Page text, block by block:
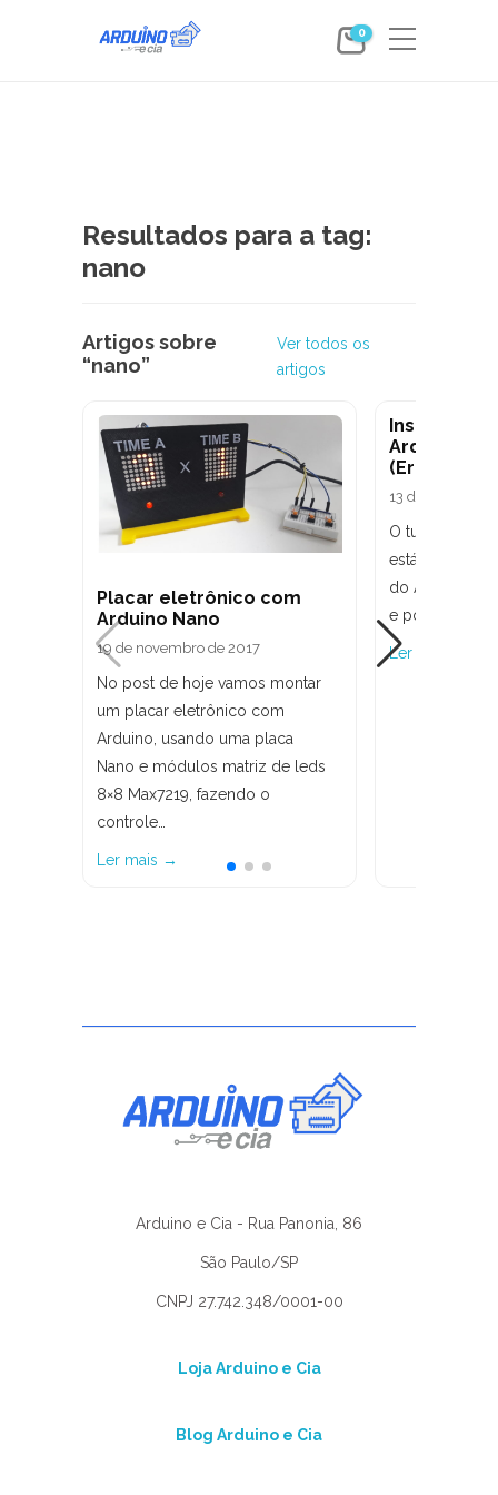
0
Resultados para a tag:
nano
Artigos sobre
“nano”
Ver todos os
artigos
Placar eletrônico com
Arduino Nano
19 de novembro de 2017
No post de hoje vamos montar
um placar eletrônico com
Arduino, usando uma placa
Nano e módulos matriz de leds
8×8 Max7219, fazendo o
controle…
Ler mais →
Instalando
Arduino
(Erro
13 de agosto de
O tutorial de
está tentando
do Arduino
e por…
Ler mais →
Arduino e Cia - Rua Panonia, 86
São Paulo/SP
CNPJ 27.742.348/0001-00
Loja Arduino e Cia
Blog Arduino e Cia